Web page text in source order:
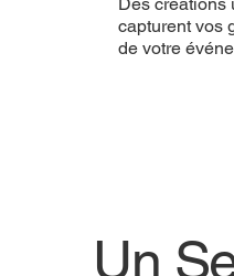
Des créations
capturent vos
de votre
Un